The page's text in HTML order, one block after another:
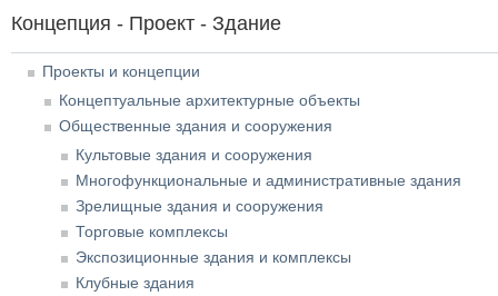
Концепция - Проект - Здание
Проекты и концепции
Концептуальные архитектурные объекты
Общественные здания и сооружения
Культовые здания и сооружения
Многофункциональные и административные здания
Зрелищные здания и сооружения
Торговые комплексы
Экспозиционные здания и комплексы
Клубные здания